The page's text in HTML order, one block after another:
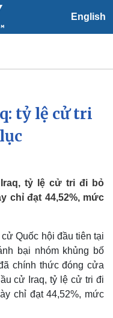
English
24h
báo thời tiết
làm
đảo
tỷ lệ cử tri
Iraq, tỷ lệ cử tri đi bỏ
chỉ đạt 44,52%, mức
Quốc hội đầu tiên tại
bại nhóm khủng bố
chính thức đóng cửa
cử Iraq, tỷ lệ cử tri đi
chỉ đạt 44,52%, mức